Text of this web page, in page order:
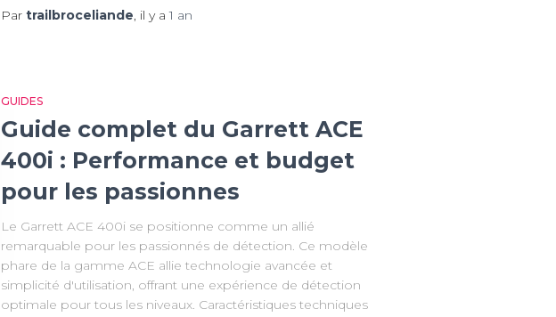
Par trailbroceliande, il y a1 an
GUIDES
Guide complet du Garrett ACE
400i : Performance et budget
pour les passionnes
Le Garrett ACE 400i se positionne comme un allié
remarquable pour les passionnés de détection. Ce modèle
phare de la gamme ACE allie technologie avancée et
simplicité d'utilisation, offrant une expérience de détection
optimale pour tous les niveaux. Caractéristiques techniques